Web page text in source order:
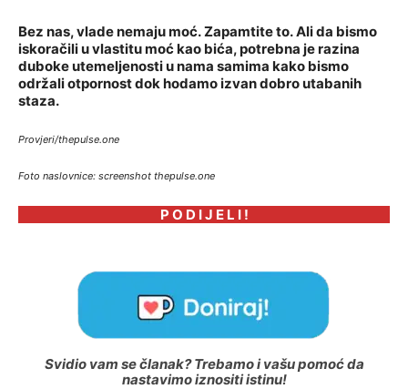
Bez nas, vlade nemaju moć. Zapamtite to. Ali da bismo
iskoračili u vlastitu moć kao bića, potrebna je razina
duboke utemeljenosti u nama samima kako bismo
održali otpornost dok hodamo izvan dobro utabanih
staza.
Provjeri/thepulse.one
Foto naslovnice: screenshot thepulse.one
P O D I J E L I !
Svidio vam se članak? Trebamo i vašu pomoć da
nastavimo iznositi istinu!